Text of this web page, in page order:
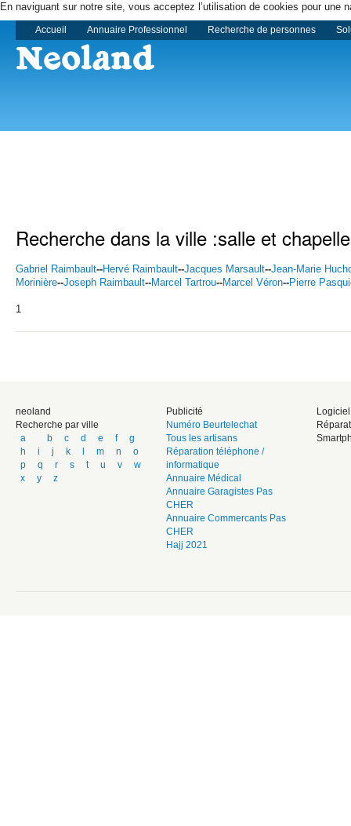
En naviguant sur notre site, vous acceptez l’utilisation de cookies pour
Accueil Annuaire Professionnel Recherche de personnes
Recherche dans la ville :salle et
Gabriel Raimbault--Hervé Raimbault--Jacques Marsault--Jean-Marie
Morinière--Joseph Raimbault--Marcel Tartrou--Marcel Véron--Pierre
1
neoland
Recherche par ville
a
b c d e f
g
h
i j k l m n
o
p
q r s t u v
w
x
y z
Publicité
Numéro Beurtelechat
Tous les artisans
Réparation téléphone /
informatique
Annuaire Médical
Annuaire Garagistes Pas
CHER
Annuaire Commercants Pas
CHER
Hajj 2021